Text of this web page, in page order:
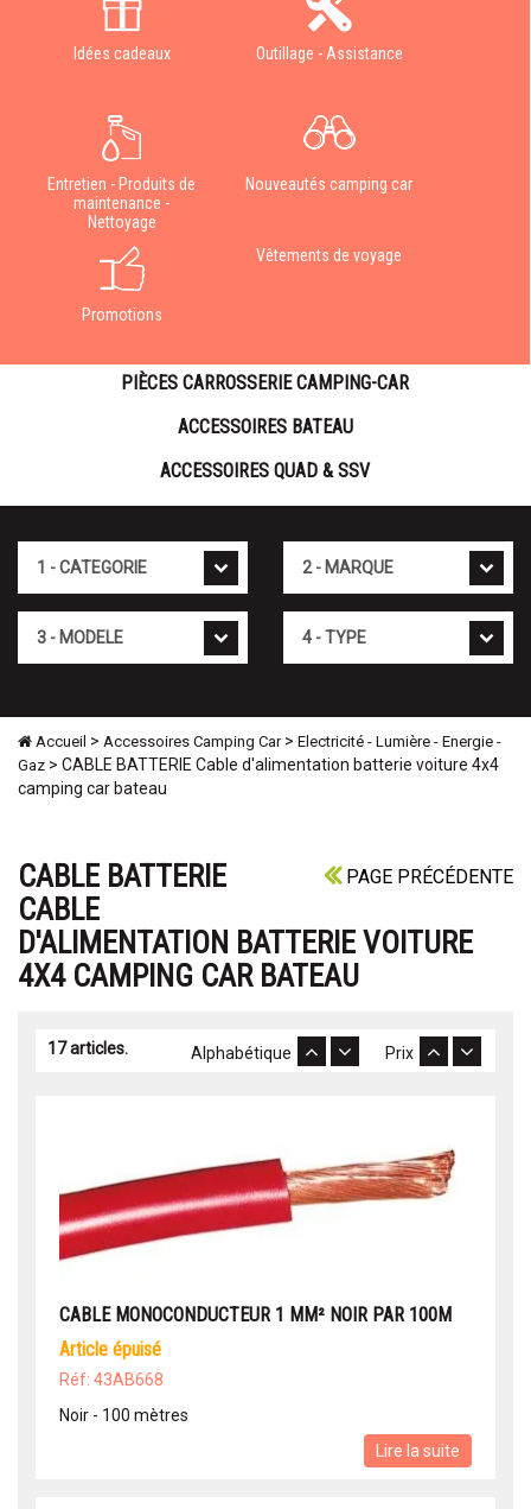
Idées cadeaux Outillage - Assistance
Entretien - Produits de
maintenance -
Nettoyage
Nouveautés camping car
Promotions
Vêtements de voyage
PIÈCES CARROSSERIE CAMPING-CAR
ACCESSOIRES BATEAU
ACCESSOIRES QUAD & SSV
Accueil > Accessoires Camping Car> Electricité - Lumière - Energie -
Gaz > CABLE BATTERIE Cable d'alimentation batterie voiture 4x4
camping car bateau
PAGE PRÉCÉDENTE
CABLE BATTERIE
CABLE
D'ALIMENTATION BATTERIE VOITURE
4X4 CAMPING CAR BATEAU
17 articles. Prix
Alphabétique
CABLE MONOCONDUCTEUR 1 MM² NOIR PAR 100M
article épuisé
Réf: 43AB668
Noir - 100 mètres
Lire la suite